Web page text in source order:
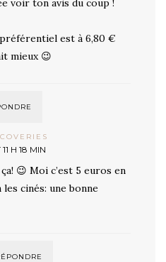
voir ton avis du coup !
est à 6,80 €
mieux 😉
H 18 MIN
😉 Moi c’est 5 euros en
cinés: une bonne